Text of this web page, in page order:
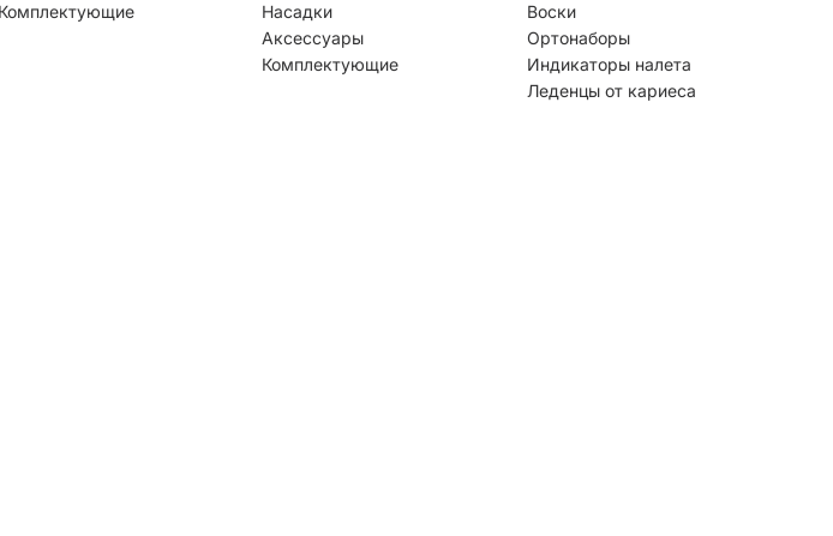
Комплектующие
Насадки
Аксессуары
Комплектующие
Воски
Ортонаборы
Индикаторы налета
Леденцы от кариеса